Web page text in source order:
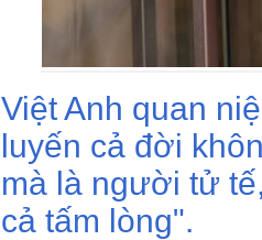
Việt Anh quan
luyến cả đời
mà là người tử
cả tấm lòng".